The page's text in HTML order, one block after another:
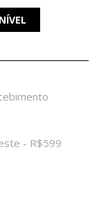
- R$599